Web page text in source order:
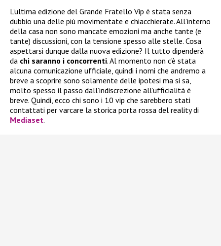
L’ultima edizione del Grande Fratello Vip è stata senza
dubbio una delle più movimentate e chiacchierate. All’interno
della casa non sono mancate emozioni ma anche tante (e
tante) discussioni, con la tensione spesso alle stelle. Cosa
aspettarsi dunque dalla nuova edizione? Il tutto dipenderà
da chi saranno i concorrenti. Al momento non c’è stata
alcuna comunicazione ufficiale, quindi i nomi che andremo a
breve a scoprire sono solamente delle ipotesi ma si sa,
molto spesso il passo dall’indiscrezione all’ufficialità è
breve. Quindi, ecco chi sono i 10 vip che sarebbero stati
contattati per varcare la storica porta rossa del reality di
Mediaset.